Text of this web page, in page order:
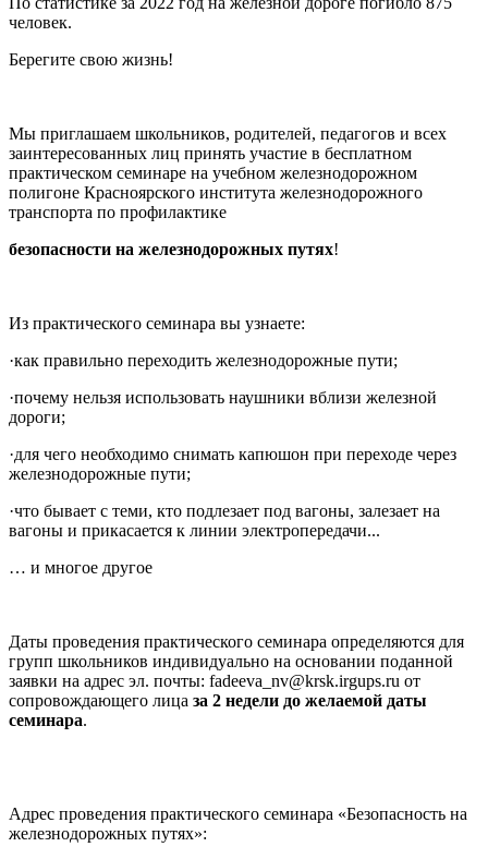
человек.
Берегите свою жизнь!
Мы приглашаем школьников, родителей, педагогов и всех
заинтересованных лиц принять участие в бесплатном
практическом семинаре на учебном железнодорожном
полигоне Красноярского института железнодорожного
транспорта по профилактике
безопасности на железнодорожных путях!
Из практического семинара вы узнаете:
·как правильно переходить железнодорожные пути;
·почему нельзя использовать наушники вблизи железной
дороги;
·для чего необходимо снимать капюшон при переходе через
железнодорожные пути;
·что бывает с теми, кто подлезает под вагоны, залезает на
вагоны и прикасается к линии электропередачи...
… и многое другое
Даты проведения практического семинара определяются для
групп школьников индивидуально на основании поданной
заявки на адрес эл. почты: fadeeva nv@krsk.irgups.ru от
сопровождающего лица за 2 недели до желаемой даты
семинара.
Адрес проведения практического семинара «Безопасность на
железнодорожных путях»: